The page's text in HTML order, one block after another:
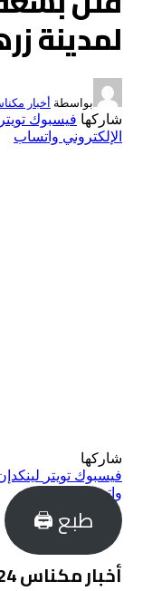
لمدينة
بواسطة أخبار مكناس
شاركها فيسبوك تويتر
الإلكتروني واتساب
شاركها
فيسبوك تويتر
واتساب
طبع 🖨
أخبار مكناس 24